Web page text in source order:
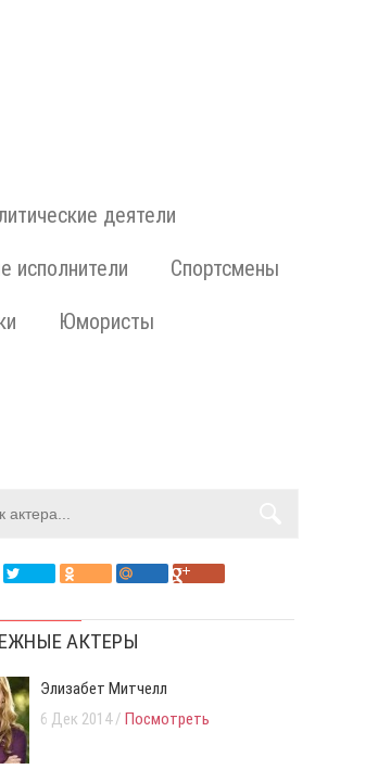
деятели
исполнители Спортсмены
Юмористы
АКТЕРЫ
Элизабет Митчелл
6 Дек 2014 /Посмотреть